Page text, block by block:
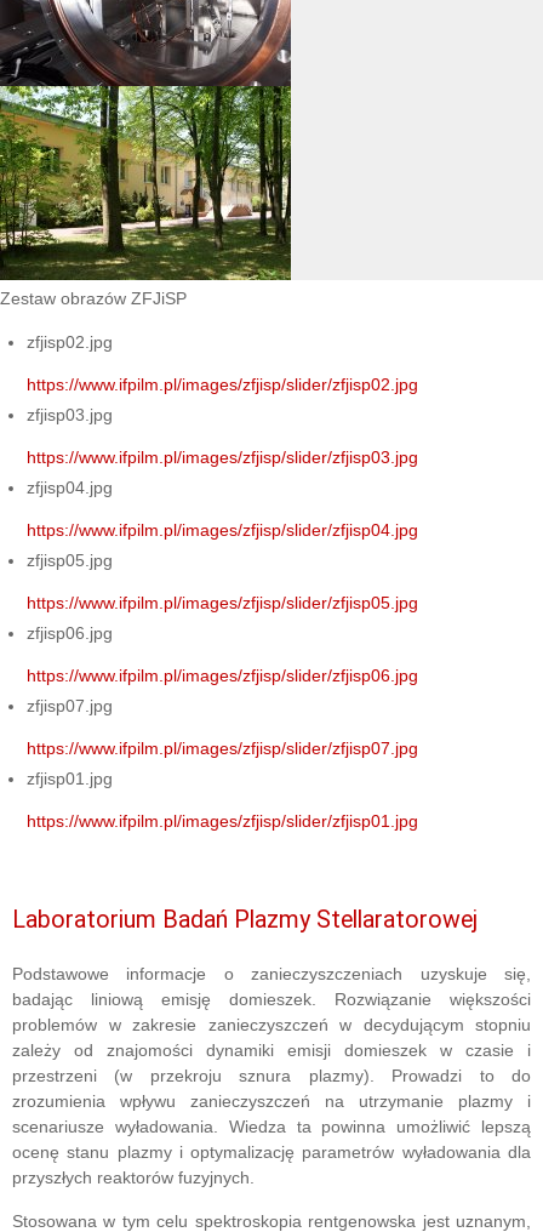
Zestaw obrazów ZFJiSP
zfjisp02.jpg
https://www.ifpilm.pl/images/zfjisp/slider/zfjisp02.jpg
zfjisp03.jpg
https://www.ifpilm.pl/images/zfjisp/slider/zfjisp03.jpg
zfjisp04.jpg
https://www.ifpilm.pl/images/zfjisp/slider/zfjisp04.jpg
zfjisp05.jpg
https://www.ifpilm.pl/images/zfjisp/slider/zfjisp05.jpg
zfjisp06.jpg
https://www.ifpilm.pl/images/zfjisp/slider/zfjisp06.jpg
zfjisp07.jpg
https://www.ifpilm.pl/images/zfjisp/slider/zfjisp07.jpg
zfjisp01.jpg
https://www.ifpilm.pl/images/zfjisp/slider/zfjisp01.jpg
Laboratorium Badań Plazmy Stellaratorowej
Podstawowe informacje o zanieczyszczeniach uzyskuje się,
badając liniową emisję domieszek. Rozwiązanie większości
problemów w zakresie zanieczyszczeń w decydującym stopniu
zależy od znajomości dynamiki emisji domieszek w czasie i
przestrzeni (w przekroju sznura plazmy). Prowadzi to do
zrozumienia wpływu zanieczyszczeń na utrzymanie plazmy i
scenariusze wyładowania. Wiedza ta powinna umożliwić lepszą
ocenę stanu plazmy i optymalizację parametrów wyładowania dla
przyszłych reaktorów fuzyjnych.
Stosowana w tym celu spektroskopia rentgenowska jest uznanym,